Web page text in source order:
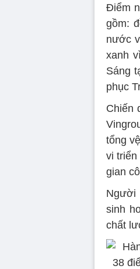
Điểm
gồm:
nước
xanh
Sáng
phục
Chiến
tổng
vi
gian
Người
sinh
chất